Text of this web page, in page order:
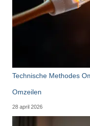
Technische Methodes
Omzeilen
28 april 2026